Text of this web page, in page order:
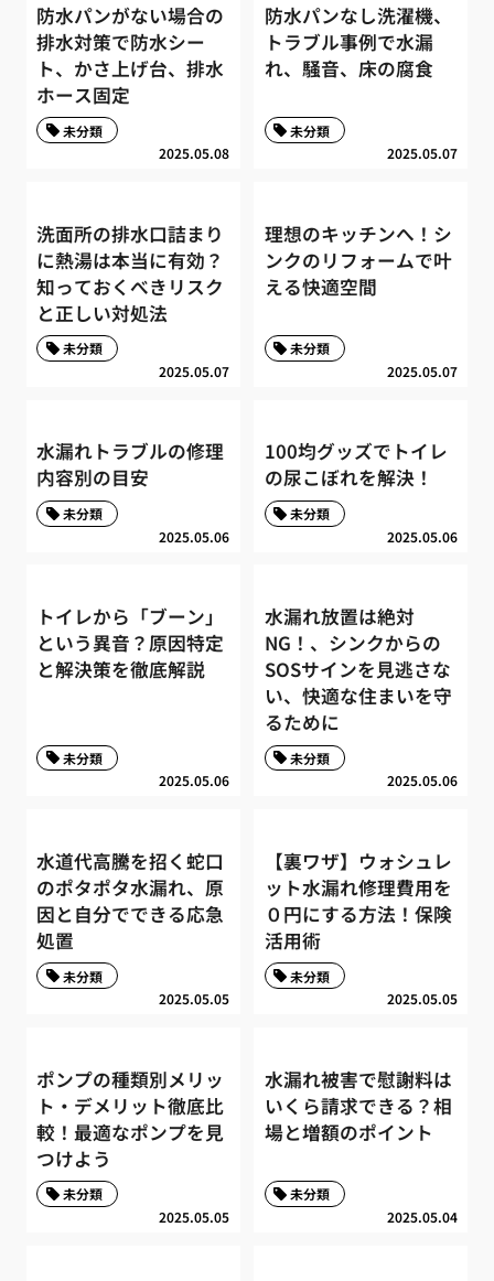
防水パンがない場合の
排水対策で防水シー
ト、かさ上げ台、排水
ホース固定
2025.05.08
未分類
防水パンなし洗濯機、
トラブル事例で水漏
れ、騒音、床の腐食
2025.05.07
未分類
洗面所の排水口詰まり
に熱湯は本当に有効？
知っておくべきリスク
と正しい対処法
2025.05.07
未分類
理想のキッチンへ！シ
ンクのリフォームで叶
える快適空間
2025.05.07
未分類
水漏れトラブルの修理
内容別の目安
2025.05.06
未分類
100均グッズでトイレ
の尿こぼれを解決！
2025.05.06
未分類
トイレから「ブーン」
という異音？原因特定
と解決策を徹底解説
2025.05.06
未分類
水漏れ放置は絶対
NG！、シンクからの
SOSサインを見逃さな
い、快適な住まいを守
るために
2025.05.06
未分類
水道代高騰を招く蛇口
のポタポタ水漏れ、原
因と自分でできる応急
処置
2025.05.05
未分類
【裏ワザ】ウォシュレ
ット水漏れ修理費用を
０円にする方法！保険
活用術
2025.05.05
未分類
ポンプの種類別メリッ
ト・デメリット徹底比
較！最適なポンプを見
つけよう
2025.05.05
未分類
水漏れ被害で慰謝料は
いくら請求できる？相
場と増額のポイント
2025.05.04
未分類